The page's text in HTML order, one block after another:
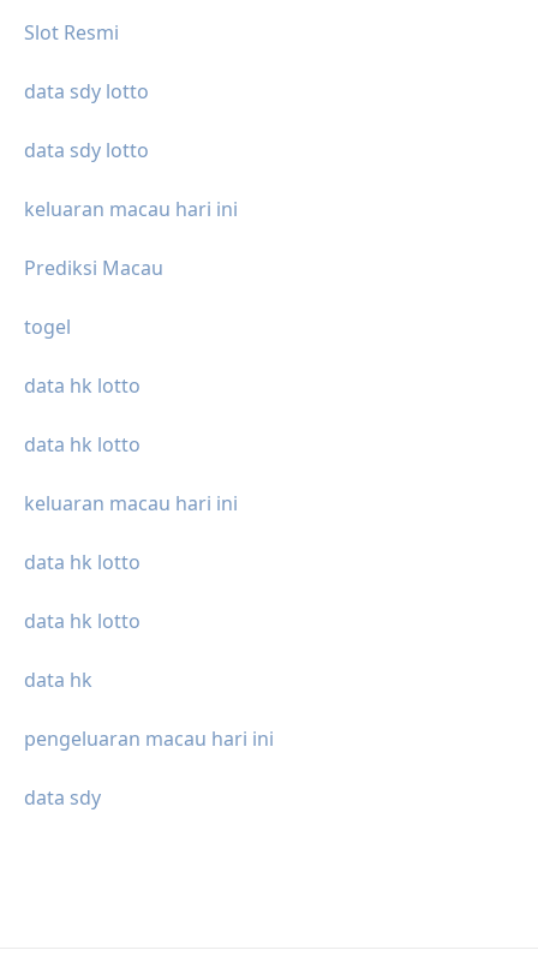
Slot Resmi
data sdy lotto
data sdy lotto
keluaran macau hari ini
Prediksi Macau
togel
data hk lotto
data hk lotto
keluaran macau hari ini
data hk lotto
data hk lotto
data hk
pengeluaran macau hari ini
data sdy